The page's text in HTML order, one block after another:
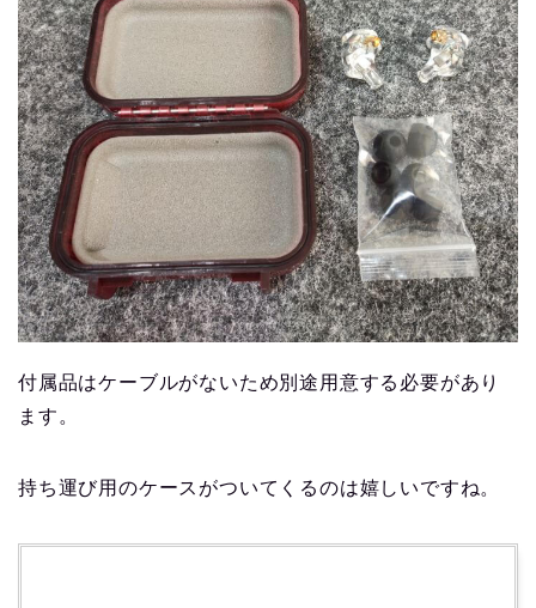
付属品はケーブルがないため別途用意する必要があり
ます。
持ち運び用のケースがついてくるのは嬉しいですね。